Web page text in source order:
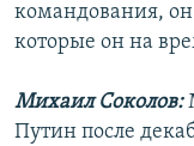
командования,
которые он на
Михаил Соколов:
Путин после